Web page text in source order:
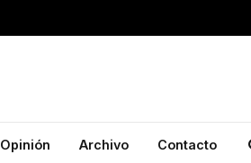
Opinión Archivo Contacto